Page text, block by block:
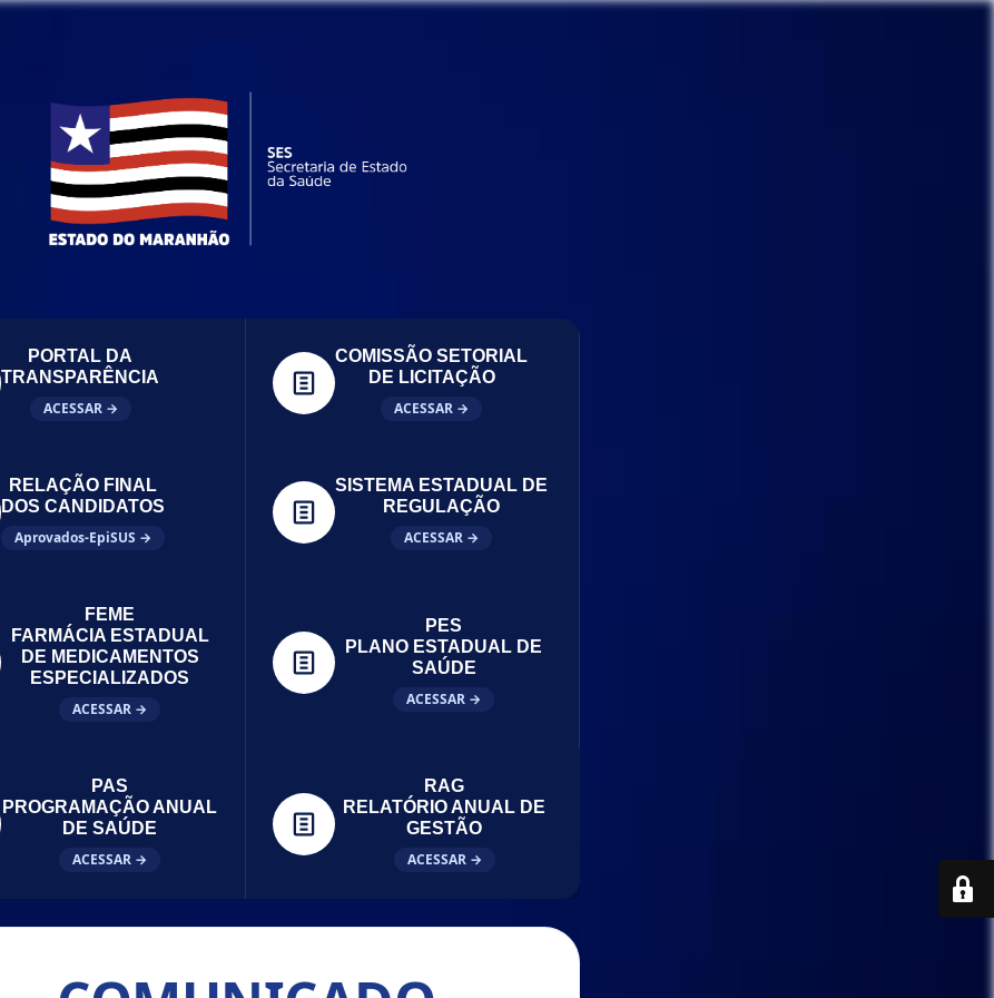
PORTAL DA
TRANSPARÊNCIA
ACESSAR →
COMISSÃO SETORIAL
DE LICITAÇÃO
ACESSAR →
RELAÇÃO FINAL
DOS CANDIDATOS
Aprovados-EpiSUS →
SISTEMA ESTADUAL DE
REGULAÇÃO
ACESSAR →
FEME
FARMÁCIA ESTADUAL
DE MEDICAMENTOS
ESPECIALIZADOS
ACESSAR →
PES
PLANO ESTADUAL DE
SAÚDE
ACESSAR →
PAS
PROGRAMAÇÃO ANUAL
DE SAÚDE
ACESSAR →
RAG
RELATÓRIO ANUAL DE
GESTÃO
ACESSAR →